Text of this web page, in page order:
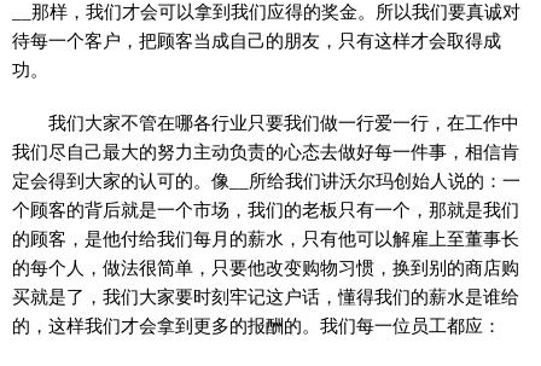
__那样，我们才会可以拿到我们应得的奖金。所以我们要真诚对
待每一个客户，把顾客当成自己的朋友，只有这样才会取得成
功。
我们大家不管在哪各行业只要我们做一行爱一行，在工作中
我们尽自己最大的努力主动负责的心态去做好每一件事，相信肯
定会得到大家的认可的。像__所给我们讲沃尔玛创始人说的：一
个顾客的背后就是一个市场，我们的老板只有一个，那就是我们
的顾客，是他付给我们每月的薪水，只有他可以解雇上至董事长
的每个人，做法很简单，只要他改变购物习惯，换到别的商店购
买就是了，我们大家要时刻牢记这户话，懂得我们的薪水是谁给
的，这样我们才会拿到更多的报酬的。我们每一位员工都应：